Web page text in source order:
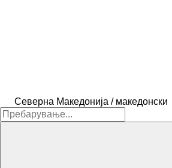
Северна Македонија / македонски